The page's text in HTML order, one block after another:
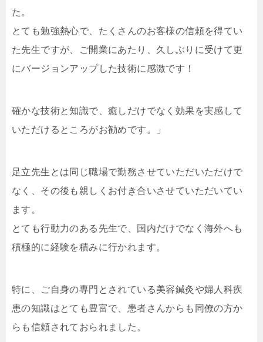
た。
とても勉強熱心で、たくさんのお客様の信頼を得てい
た先生ですが、ご開業にあたり、久しぶりに受けて更
にバージョンアップした技術に感激です！
確かな技術と知識で、癒しだけでなく効果を実感して
いただけるところがお勧めです。」
足立先生とは同じ職場で勤務させていただいただけで
なく、その後も親しくお付き合いさせていただいてい
ます。
とても行動力のある先生で、国内だけでなく海外へも
積極的に経験を積みに行かれます。
特に、ご自身の専門とされている美容鍼灸や婦人科疾
患の知識はとても豊富で、患者さんからも同僚の方か
らも信頼されておられました。